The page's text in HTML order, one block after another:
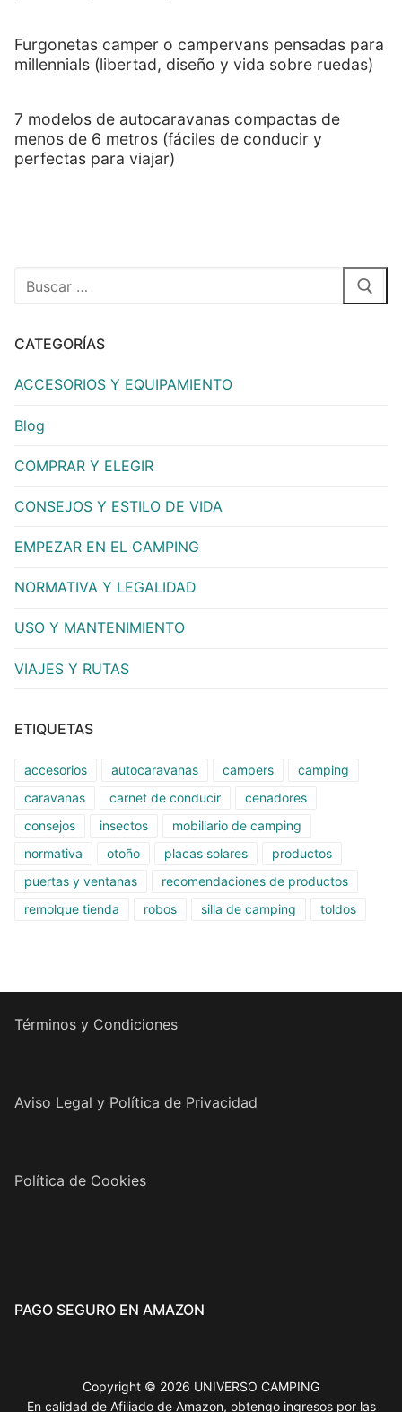
Furgonetas camper o campervans pensadas para
millennials (libertad, diseño y vida sobre ruedas)
7 modelos de autocaravanas compactas de
menos de 6 metros (fáciles de conducir y
perfectas para viajar)
CATEGORÍAS
ACCESORIOS Y EQUIPAMIENTO
Blog
COMPRAR Y ELEGIR
CONSEJOS Y ESTILO DE VIDA
EMPEZAR EN EL CAMPING
NORMATIVA Y LEGALIDAD
USO Y MANTENIMIENTO
VIAJES Y RUTAS
ETIQUETAS
accesorios autocaravanas campers
camping
caravanas
carnet de conducir
cenadores
consejos
insectos
mobiliario de camping
normativa
otoño placas solares
productos
puertas y ventanas
recomendaciones de productos
remolque tienda
robos silla de camping toldos
Términos y Condiciones
Aviso Legal y Política de Privacidad
Política de Cookies
PAGO SEGURO EN AMAZON
Copyright © 2026 UNIVERSO CAMPING
En calidad de Afiliado de Amazon, obtengo ingresos por las